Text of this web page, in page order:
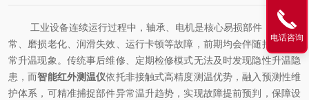
工业设备连续运行过程中，轴承、电机是核心易损部件，负载异
常、磨损老化、润滑失效、运行卡顿等故障，前期均会伴随持续性异
常升温现象。传统事后维修、定期检修模式无法及时发现隐性升温隐
患，而智能红外测温仪依托非接触式高精度测温优势，融入预测性维
护体系，可精准捕捉部件异常温升趋势，实现故障提前预判，保障设
电话咨询